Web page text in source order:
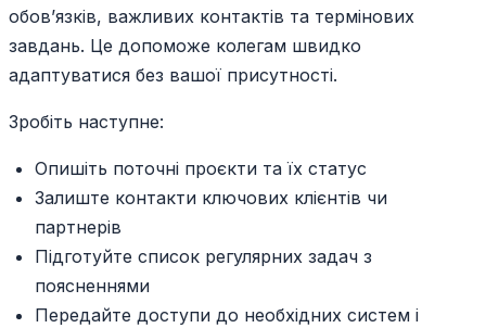
обов’язків, важливих контактів та термінових
завдань. Це допоможе колегам швидко
адаптуватися без вашої присутності.
Зробіть наступне:
Опишіть поточні проєкти та їх статус
Залиште контакти ключових клієнтів чи
партнерів
Підготуйте список регулярних задач з
поясненнями
Передайте доступи до необхідних систем і